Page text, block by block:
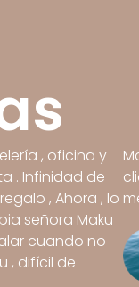
, oficina y
. Infinidad de
, Ahora , lo
señora Maku
cuando no
, difícil de